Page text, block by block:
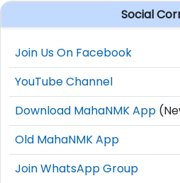
Social
Join Us On Facebook
YouTube Channel
Download MahaNMK App
Old MahaNMK App
Join WhatsApp Group